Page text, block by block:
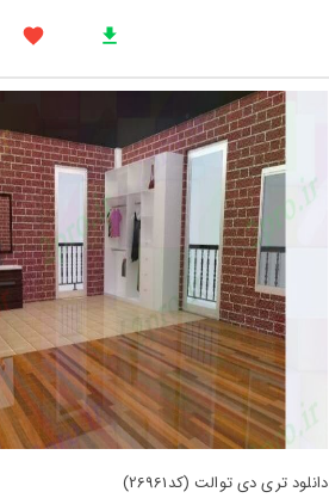
دانلود تری دی توالت (کد26961)